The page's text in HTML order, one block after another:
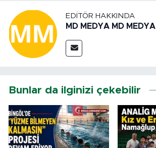
EDITÖR HAKKINDA
MD MEDYA MD MEDYA
Bunlar da ilginizi çekebilir